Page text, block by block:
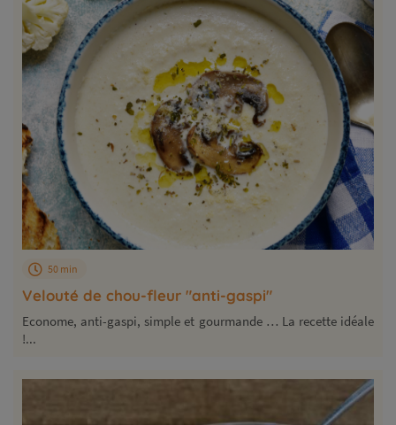
Velouté de chou-fleur "anti-gaspi"
50 min
Econome, anti-gaspi, simple et gourmande … La recette idéale
!...